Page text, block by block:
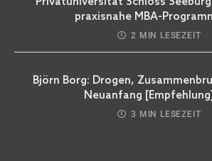
praxisnahe MBA-
2 MIN LESEZEIT
Björn Borg: Drogen,
Neuanfang [Empfehlung]
3 MIN LESEZEIT